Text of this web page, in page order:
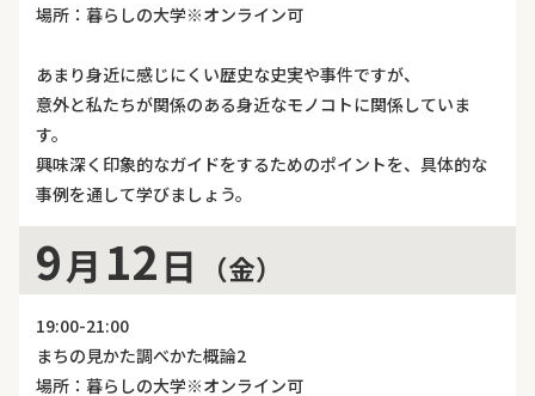
場所：暮らしの大学※オンライン可
あまり身近に感じにくい歴史な史実や事件ですが、
意外と私たちが関係のある身近なモノコトに関係していま
す。
興味深く印象的なガイドをするためのポイントを、具体的な
事例を通して学びましょう。
9月 12日 （金）
19:00-21:00
まちの見かた調べかた概論2
場所：暮らしの大学※オンライン可